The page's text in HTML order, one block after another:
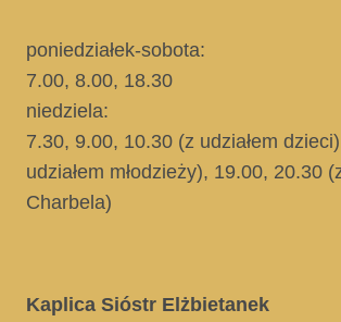
poniedziałek-sobota:
7.00, 8.00, 18.30
niedziela:
7.30, 9.00, 10.30 (z udziałem dzieci)
udziałem młodzieży), 19.00, 20.30
Charbela)
Kaplica Sióstr Elżbietanek